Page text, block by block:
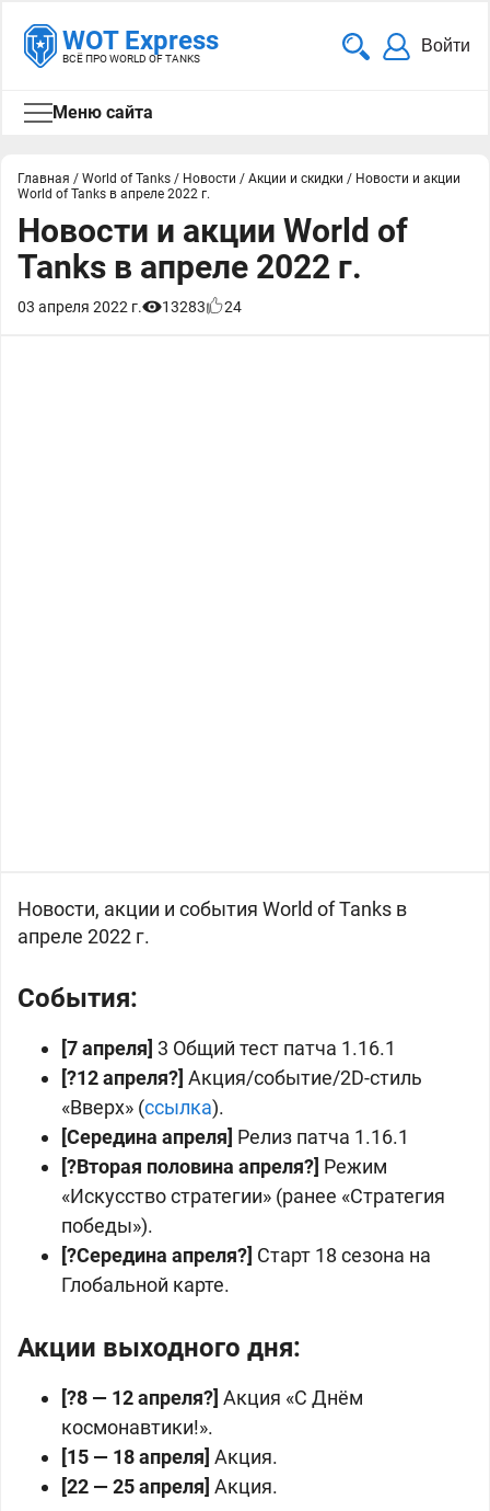
WOT Express
ВСЁ ПРО WORLD OF TANKS
Войти
Меню сайта
Главная / World of Tanks / Новости / Акции и скидки / Новости и акции
World of Tanks в апреле 2022 г.
Новости и акции World of
Tanks в апреле 2022 г.
03 апреля 2022 г. 13283 24
Новости, акции и события World of Tanks в
апреле 2022 г.
События:
[7 апреля] 3 Общий тест патча 1.16.1
[?12 апреля?] Акция/событие/2D-стиль
«Вверх» (ссылка).
[Середина апреля] Релиз патча 1.16.1
[?Вторая половина апреля?] Режим
«Искусство стратегии» (ранее «Стратегия
победы»).
[?Середина апреля?] Старт 18 сезона на
Глобальной карте.
Акции выходного дня:
[?8 — 12 апреля?] Акция «С Днём
космонавтики!».
[15 — 18 апреля] Акция.
[22 — 25 апреля] Акция.